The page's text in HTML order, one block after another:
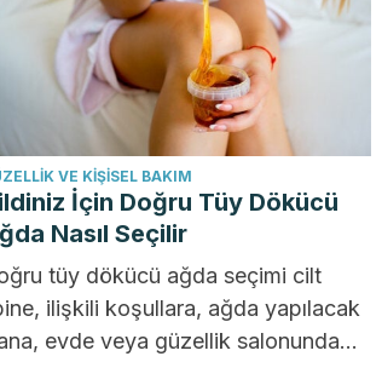
VE KIŞISEL BAKIM
İçin Doğru Tüy Dökücü
Nasıl Seçilir
tüy dökücü ağda seçimi cilt
ilişkili koşullara, ağda yapılacak
evde veya güzellik salonunda